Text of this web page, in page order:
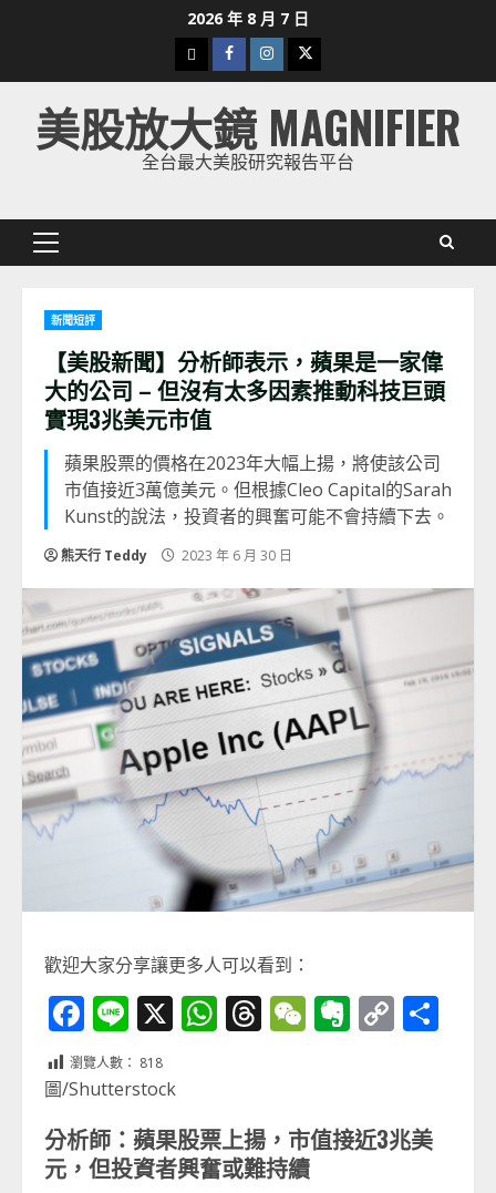
2026 年 8 月 7 日
下
載
美
股
Facebook
Instagram
Twitter
美股放大鏡 MAGNIFIER
全台最大美股研究報告平台
Primary
新聞短評
【美股新聞】分析師表示，蘋果是一家偉
大的公司 – 但沒有太多因素推動科技巨頭
實現3兆美元市值
蘋果股票的價格在2023年大幅上揚，將使該公司
市值接近3萬億美元。但根據Cleo Capital的Sarah
Kunst的說法，投資者的興奮可能不會持續下去。
熊天行 Teddy 2023 年 6 月 30 日
歡迎大家分享讓更多人可以看到：
Facebook
Line
X WhatsApp
Threads
WeChat
Evernote
Copy
瀏覽人數： 818
圖/Shutterstock
分析師：蘋果股票上揚，市值接近3兆美
元，但投資者興奮或難持續